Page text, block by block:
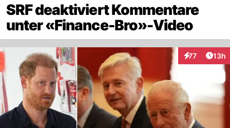
SRF deaktiviert Kommentare
unter «Finance-Bro»-Video
77
Interaktionen
13h